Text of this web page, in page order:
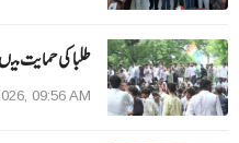
طلبا کی حمایت
09:56 AM